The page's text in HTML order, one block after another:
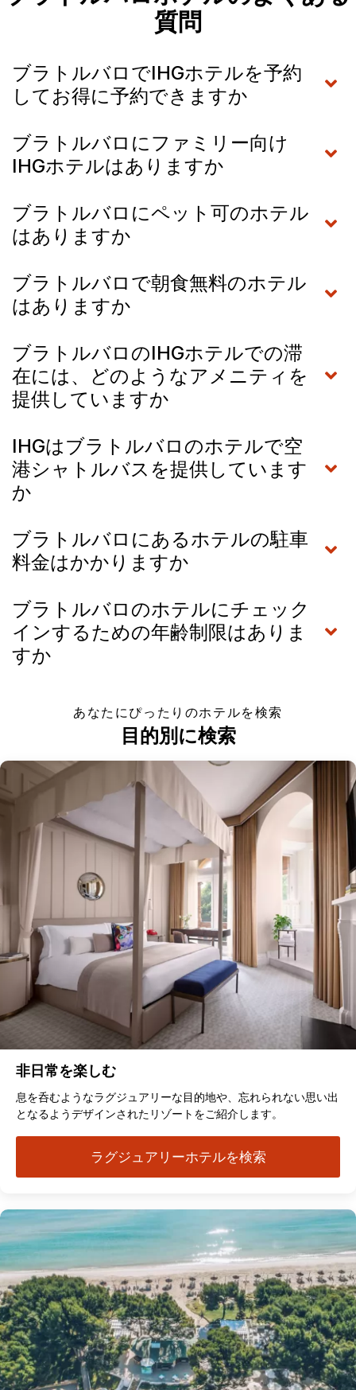
質問
ブラトルバロでIHGホテルを予約
してお得に予約できますか
ブラトルバロにファミリー向け
IHGホテルはありますか
ブラトルバロにペット可のホテル
はありますか
ブラトルバロで朝食無料のホテル
はありますか
ブラトルバロのIHGホテルでの滞
在には、どのようなアメニティを
提供していますか
IHGはブラトルバロのホテルで空
港シャトルバスを提供しています
か
ブラトルバロにあるホテルの駐車
料金はかかりますか
ブラトルバロのホテルにチェック
インするための年齢制限はありま
すか
あなたにぴったりのホテルを検索
目的別に検索
非日常を楽しむ
息を呑むようなラグジュアリーな目的地や、忘れられない思い出
となるようデザインされたリゾートをご紹介します。
ラグジュアリーホテルを検索